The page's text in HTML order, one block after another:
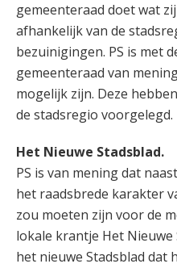
gemeenteraad doet wat
afhankelijk van de
bezuinigingen. PS is met
gemeenteraad van
mogelijk zijn. Deze
de stadsregio voorgelegd.
Het Nieuwe Stadsblad.
PS is van mening dat
het raadsbrede karakter
zou moeten zijn voor de
lokale krantje Het Nieuwe
het nieuwe Stadsblad dat